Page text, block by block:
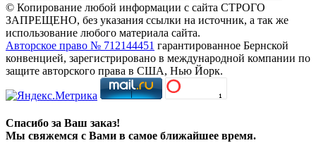
© Копирование любой информации с сайта СТРОГО
ЗАПРЕЩЕНО, без указания ссылки на источник, а так же
использование любого материала сайта.
Авторское право № 712144451 гарантированное Бернской
конвенцией, зарегистрировано в международной компании по
защите авторского права в США, Нью Йорк.
Спасибо за Ваш заказ!
Мы свяжемся с Вами в самое ближайшее время.